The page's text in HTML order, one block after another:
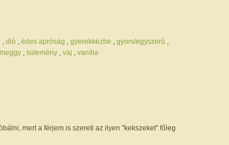
dió édes apróság gyerekkézbe gyors/egyszerű
meggy sütemény vaj vanília
mert a férjem is szereti az ilyen "kekszeket" főleg